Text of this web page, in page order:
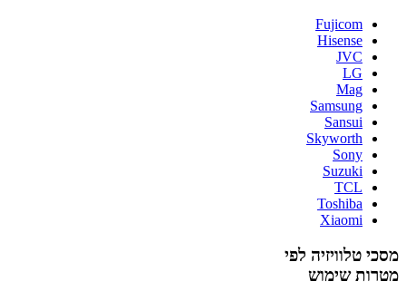
Fujicom
Hisense
JVC
LG
Mag
Samsung
Sansui
Skyworth
Sony
Suzuki
TCL
Toshiba
Xiaomi
מסכי טלוויזיה לפי
מטרות שימוש